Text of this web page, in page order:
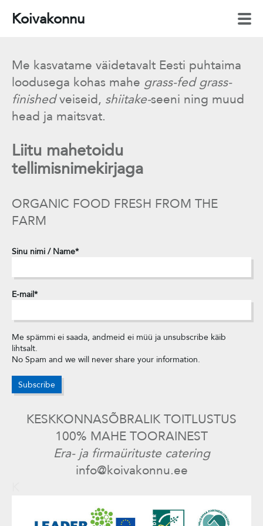
Koivakonnu
Me kasvatame väidetavalt Eesti puhtaima
loodusega kohas mahe grass-fed grass-
finishedveiseid, shiitake-seeni ning muud
head ja maitsvat.
Liitu mahetoidu
tellimisnimekirjaga
ORGANIC FOOD FRESH FROM THE
FARM
Sinu nimi / Name
E-mail
Me spämmi ei saada, andmeid ei müü ja unsubscribe käib
lihtsalt.
No Spam and we will never share your information.
KESKKONNASÕBRALIK TOITLUSTUS
100% MAHE TOORAINEST
Era- ja firmaürituste catering
info@koivakonnu.ee